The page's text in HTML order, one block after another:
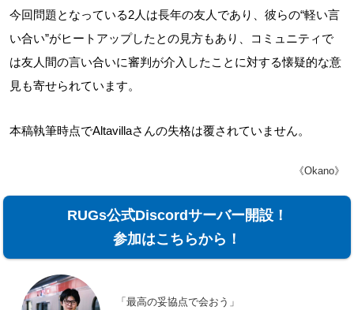
今回問題となっている2人は長年の友人であり、彼らの“軽い言
い合い”がヒートアップしたとの見方もあり、コミュニティで
は友人間の言い合いに審判が介入したことに対する懐疑的な意
見も寄せられています。
本稿執筆時点でAltavillaさんの失格は覆されていません。
《Okano》
RUGs公式Discordサーバー開設！
参加はこちらから！
「最高の妥協点で会おう」